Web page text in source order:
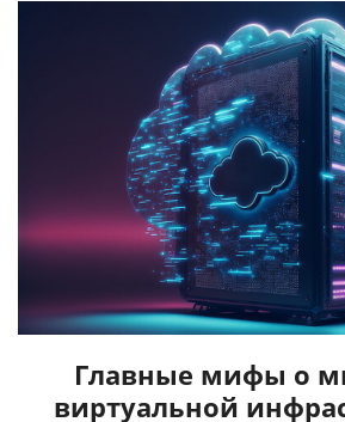
Главные мифы о
виртуальной